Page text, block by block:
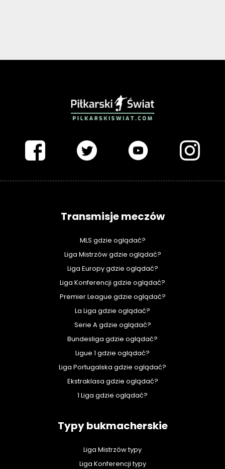
Transmisje meczów
MLS gdzie oglądać?
Liga Mistrzów gdzie oglądać?
Liga Europy gdzie oglądać?
Liga Konferencji gdzie oglądać?
Premier League gdzie oglądać?
La Liga gdzie oglądać?
Serie A gdzie oglądać?
Bundesliga gdzie oglądać?
Ligue 1 gdzie oglądać?
Liga Portugalska gdzie oglądać?
Ekstraklasa gdzie oglądać?
1 Liga gdzie oglądać?
Typy bukmacherskie
Liga Mistrzów typy
Liga Konferencji typy